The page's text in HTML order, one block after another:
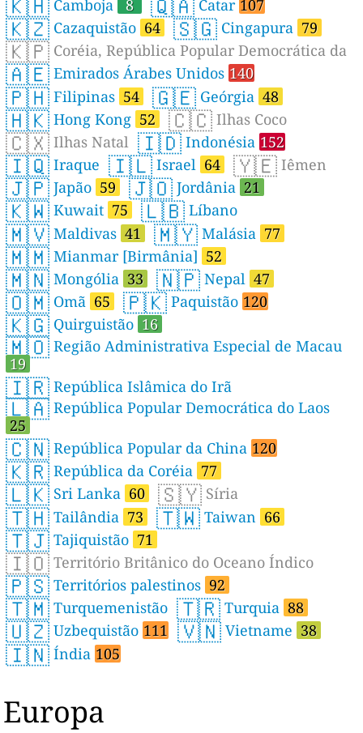
🇰🇭 Camboja 8 🇶🇦 Catar 107
🇰🇿 Cazaquistão 64 🇸🇬 Cingapura 79
🇰🇵 Coréia, República Popular Democrática da
🇦🇪 Emirados Árabes Unidos 140
🇵🇭 Filipinas 54 🇬🇪 Geórgia 48
🇭🇰 Hong Kong 52 🇨🇨 Ilhas Coco
🇨🇽 Ilhas Natal 🇮🇩 Indonésia 152
🇮🇶 Iraque 🇮🇱 Israel 64 🇾🇪 Iêmen
🇯🇵 Japão 59 🇯🇴 Jordânia 21
🇰🇼 Kuwait 75 🇱🇧 Líbano
🇲🇻 Maldivas 41 🇲🇾 Malásia 77
🇲🇲 Mianmar [Birmânia] 52
🇲🇳 Mongólia 33 🇳🇵 Nepal 47
🇴🇲 Omã 65 🇵🇰 Paquistão 120
🇰🇬 Quirguistão 16
🇲🇴 Região Administrativa Especial de Macau
19
🇮🇷 República Islâmica do Irã
🇱🇦 República Popular Democrática do Laos
25
🇨🇳 República Popular da China 120
🇰🇷 República da Coréia 77
🇱🇰 Sri Lanka 60 🇸🇾 Síria
🇹🇭 Tailândia 73 🇹🇼 Taiwan 66
🇹🇯 Tajiquistão 71
🇮🇴 Território Britânico do Oceano Índico
🇵🇸 Territórios palestinos 92
🇹🇲 Turquemenistão 🇹🇷 Turquia 88
🇺🇿 Uzbequistão 111 🇻🇳 Vietname 38
🇮🇳 Índia 105
Europa